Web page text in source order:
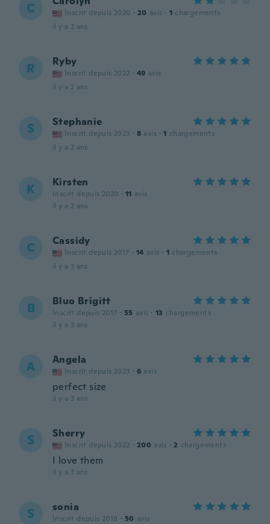
C Inscrit depuis 2020 · 20 avis · 1 chargements
il y a 2 ans
R Ryby
Inscrit depuis 2022 · 49 avis
il y a 2 ans
S Stephanie
Inscrit depuis 2023 · 8 avis · 1 chargements
il y a 2 ans
K Kirsten
Inscrit depuis 2020 · 11 avis
il y a 2 ans
C Cassidy
Inscrit depuis 2017 · 14 avis · 1 chargements
il y a 3 ans
B Bluo Brigitt
Inscrit depuis 2017 · 55 avis · 13 chargements
il y a 3 ans
A Angela
Inscrit depuis 2023 · 6 avis
perfect size
il y a 3 ans
S Sherry
Inscrit depuis 2022 · 200 avis · 2 chargements
I love them
il y a 3 ans
S sonia
Inscrit depuis 2018 · 50 avis